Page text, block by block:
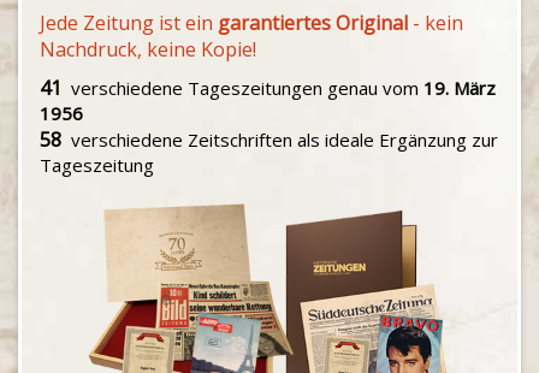
Jede Zeitung ist ein garantiertes Original - kein
Nachdruck, keine Kopie!
41 verschiedene Tageszeitungen genau vom 19. März
1956
58 verschiedene Zeitschriften als ideale Ergänzung zur
Tageszeitung